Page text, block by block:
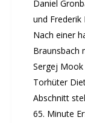
Daniel
und Frederik
Nach einer
Braunsbach
Sergej
Torhüter
Abschnitt
65. Minute